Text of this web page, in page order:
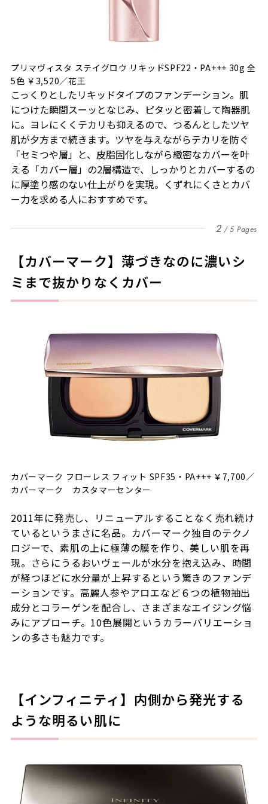
プリマヴィスタ ステイグロウ リキッドSPF22・PA+++ 30g 全
5色 ￥3,520／花王
こっくりとしたリキッドタイプのファンデーション。肌
につけた瞬間スーッとなじみ、ピタッと密着して陶器肌
に。ヨレにくくテカリも抑えるので、つるんとしたツヤ
肌が夕方まで続きます。ツヤを与えながらテカリを防ぐ
「セミつや層」と、皮脂固化しながら緻密なカバーを叶
える「カバー層」の2層構造で、しっかりとカバーするの
に厚塗り感のない仕上がりを実現。くずれにくさとカバ
ー力を求める人におすすめです。
2 5 Pages
【カバーマーク】薄づきなのに濃いシ
ミまで抜かりなくカバー
カバーマーク フローレス フィット SPF35・PA+++ ￥7,700／
カバーマーク カスタマーセンター
2011年に発売し、リニューアルすることなく売れ続け
ているというまさに名品。カバーマーク独自のテクノ
ロジーで、素肌の上に極薄の膜を作り、美しい肌を再
現。さらにうるおいヴェールが水分を抱え込み、時間
が経つほどに水分量が上昇するという驚きのファンデ
ーションです。高麗人参やアロエなど６つの植物抽出
成分とコラーゲンを配合し、さまざまなエイジング悩
みにアプローチ。10色展開というカラーバリエーショ
ンの多さも魅力です。
【インフィニティ】内側から発光する
ような明るい肌に